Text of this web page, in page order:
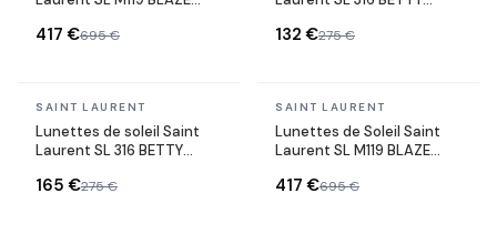
417 €695 € 132 €275 €
En stock
SAINT LAURENT
Lunettes de soleil Saint
Laurent SL 316 BETTY
165 €275 €
En stock
SAINT LAURENT
Lunettes de Soleil Saint
Laurent SL M119 BLAZE
417 €695 €